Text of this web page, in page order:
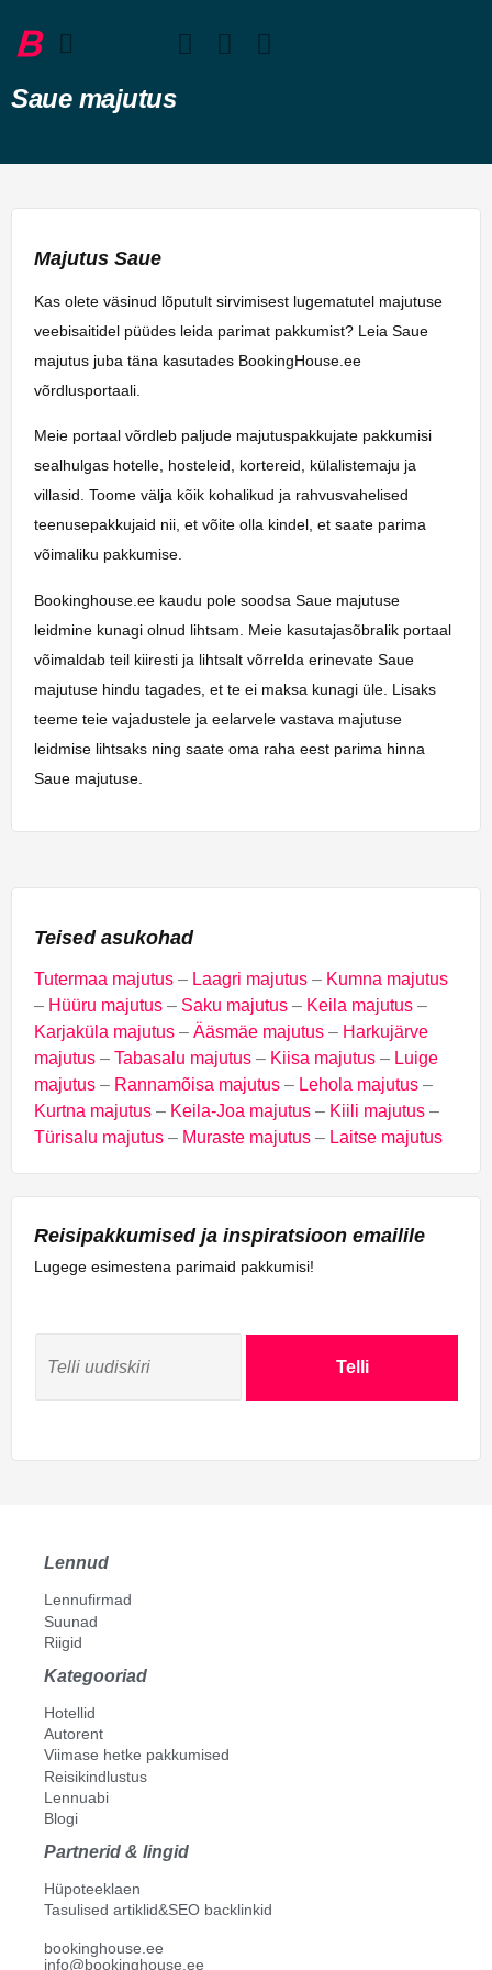
Saue majutus
Majutus Saue
Kas olete väsinud lõputult sirvimisest lugematutel majutuse
veebisaitidel püüdes leida parimat pakkumist? Leia Saue
majutus juba täna kasutades BookingHouse.ee
võrdlusportaali.
Meie portaal võrdleb paljude majutuspakkujate pakkumisi
sealhulgas hotelle, hosteleid, kortereid, külalistemaju ja
villasid. Toome välja kõik kohalikud ja rahvusvahelised
teenusepakkujaid nii, et võite olla kindel, et saate parima
võimaliku pakkumise.
Bookinghouse.ee kaudu pole soodsa Saue majutuse
leidmine kunagi olnud lihtsam. Meie kasutajasõbralik portaal
võimaldab teil kiiresti ja lihtsalt võrrelda erinevate Saue
majutuse hindu tagades, et te ei maksa kunagi üle. Lisaks
teeme teie vajadustele ja eelarvele vastava majutuse
leidmise lihtsaks ning saate oma raha eest parima hinna
Saue majutuse.
Teised asukohad
Tutermaa majutus – Laagri majutus – Kumna majutus
– Hüüru majutus – Saku majutus – Keila majutus –
Karjaküla majutus – Ääsmäe majutus – Harkujärve
majutus – Tabasalu majutus – Kiisa majutus – Luige
majutus – Rannamõisa majutus – Lehola majutus –
Kurtna majutus – Keila-Joa majutus – Kiili majutus –
Türisalu majutus – Muraste majutus – Laitse majutus
Reisipakkumised ja inspiratsioon emailile
Lugege esimestena parimaid pakkumisi!
Telli
Lennud
Lennufirmad
Suunad
Riigid
Kategooriad
Hotellid
Autorent
Viimase hetke pakkumised
Reisikindlustus
Lennuabi
Blogi
Partnerid & lingid
Hüpoteeklaen
Tasulised artiklid&SEO backlinkid
bookinghouse.ee
info@bookinghouse.ee